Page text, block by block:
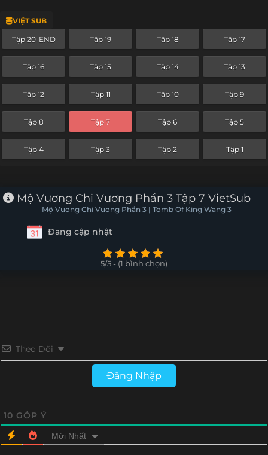
VIỆT SUB
Tập 20-END Tập 19 Tập 18 Tập 17
Tập 16 Tập 15 Tập 14 Tập 13
Tập 12 Tập 11 Tập 10 Tập 9
Tập 8 Tập 7 Tập 6 Tập 5
Tập 4 Tập 3 Tập 2 Tập 1
Mộ Vương Chi Vương Phần 3 Tập 7 VietSub
Mộ Vương Chi Vương Phần 3 | Tomb Of King Wang 3
Đang cập nhật
5/5 - (1 bình chọn)
Theo Dõi
Đăng Nhập
10 GÓP Ý
Mới Nhất